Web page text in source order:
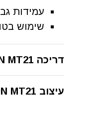
עמידות
שימוש
דריכה SCORPION MT21
עיצוב SCORPION MT21